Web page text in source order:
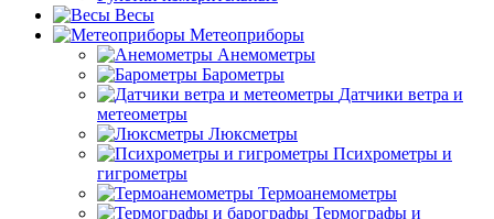
Весы
Метеоприборы
Анемометры
Барометры
Датчики ветра и
метеометры
Люксметры
Психрометры и
гигрометры
Термоанемометры
Термографы и